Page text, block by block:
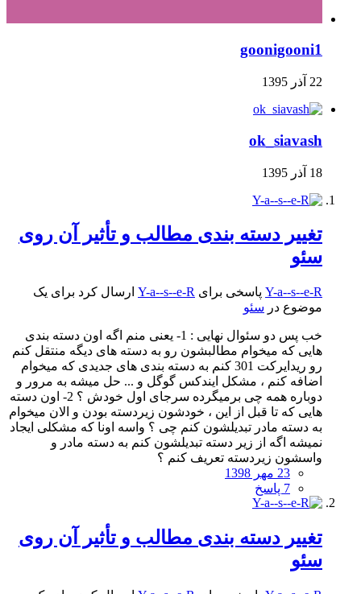
goonigooni1
22 آذر 1395
ok_siavash
18 آذر 1395
تغییر دسته بندی مطالب و تأثیر آن روی
سئو
Y-a--s--e-R پاسخی برای Y-a--s--e-R ارسال کرد برای یک
موضوع در سئو
خب پس دو سئوال نهایی : 1- یعنی منم اگه اون دسته بندی
هایی که میخوام مطالبشون رو به دسته های دیگه منتقل کنم
رو ریدایرکت 301 کنم به دسته بندی های جدیدی که میخوام
اضافه کنم ، مشکل ایندکس گوگل و ... حل میشه به مرور و
دوباره همه چی برمیگرده سرجای اول خودش ؟ 2- اون دسته
هایی که تا قبل از این ، خودشون زیردسته بودن و الان میخوام
به دسته مادر تبدیلشون کنم چی ؟ واسه اونا که مشکلی ایجاد
نمیشه اگه از زیر دسته تبدیلشون کنم به دسته مادر و
واسشون زیردسته تعریف کنم ؟
23 مهر 1398
7 پاسخ
تغییر دسته بندی مطالب و تأثیر آن روی
سئو